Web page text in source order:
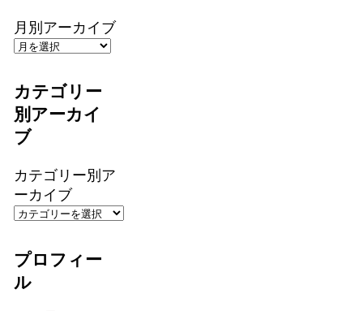
月別アーカイブ
カテゴリー
別アーカイ
ブ
カテゴリー別ア
ーカイブ
プロフィー
ル